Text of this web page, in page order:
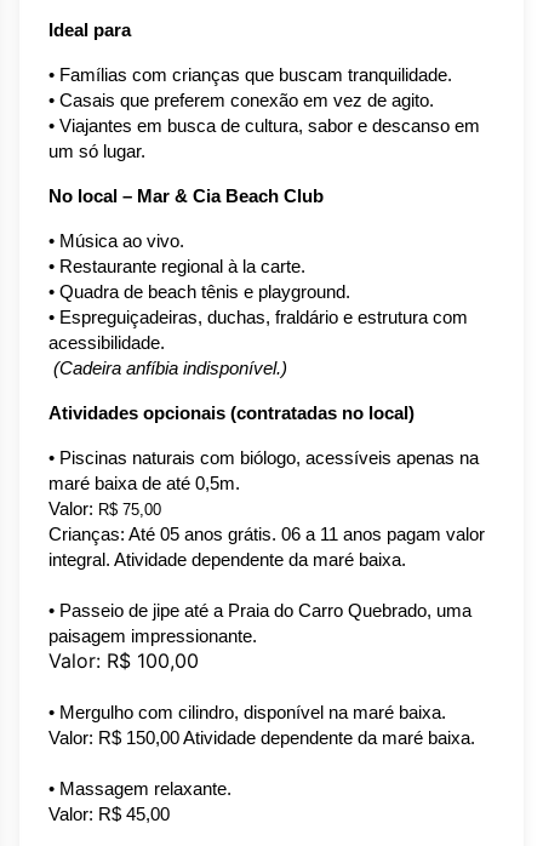
Ideal para
• Famílias com crianças que buscam tranquilidade.
• Casais que preferem conexão em vez de agito.
• Viajantes em busca de cultura, sabor e descanso em
um só lugar.
No local – Mar & Cia Beach Club
• Música ao vivo.
• Restaurante regional à la carte.
• Quadra de beach tênis e playground.
• Espreguiçadeiras, duchas, fraldário e estrutura com
acessibilidade.
(Cadeira anfíbia indisponível.)
Atividades opcionais (contratadas no local)
• Piscinas naturais com biólogo, acessíveis apenas na
maré baixa de até 0,5m.
Valor: R$ 75,00
Crianças: Até 05 anos grátis. 06 a 11 anos pagam valor
integral. Atividade dependente da maré baixa.
• Passeio de jipe até a Praia do Carro Quebrado, uma
paisagem impressionante.
Valor: R$ 100,00
• Mergulho com cilindro, disponível na maré baixa.
Valor: R$ 150,00 Atividade dependente da maré baixa.
• Massagem relaxante.
Valor: R$ 45,00